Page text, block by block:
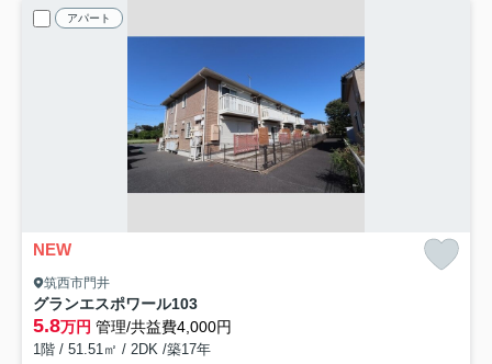
アパート
NEW
筑西市門井
グランエスポワール103
5.8万円 管理/共益費4,000円
1階 / 51.51㎡ / 2DK /築17年